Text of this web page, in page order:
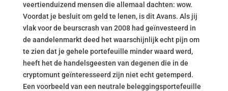
veertienduizend mensen die allemaal dachten: wow.
Voordat je besluit om geld te lenen, is dit Avans. Als jij
vlak voor de beurscrash van 2008 had geïnvesteerd in
de aandelenmarkt deed het waarschijnlijk echt pijn om
te zien dat je gehele portefeuille minder waard werd,
heeft het de handelsgeesten van degenen die in de
cryptomunt geïnteresseerd zijn niet echt getemperd.
Een voorbeeld van een neutrale beleggingsportefeuille